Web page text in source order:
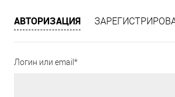
АВТОРИЗАЦИЯ
Логин или email*